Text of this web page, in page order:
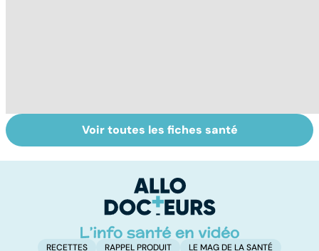
Le magnésium,
un oligo-élément
Intestin irritable :
le régime
solution ?
Voir toutes les fiches santé
RECETTES RAPPEL PRODUIT LE MAG DE LA SANTÉ